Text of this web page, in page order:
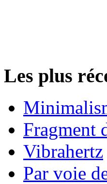
Les plus
Fragment
Vibrahertz
Par voie